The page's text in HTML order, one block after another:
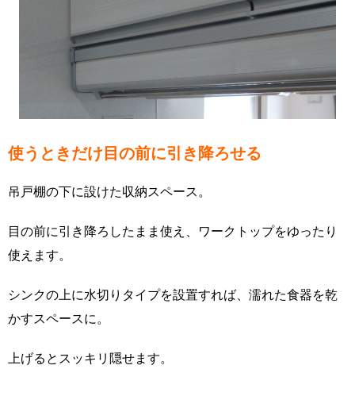
使うときだけ目の前に引き降ろせる
吊戸棚の下に設けた収納スペース。
目の前に引き降ろしたまま使え、ワークトップをゆったり
使えます。
シンクの上に水切りタイプを設置すれば、濡れた食器を乾
かすスペースに。
上げるとスッキリ隠せます。